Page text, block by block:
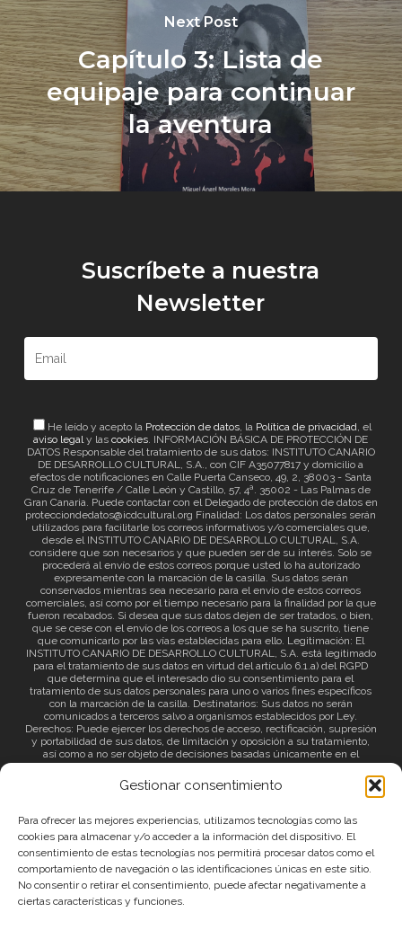
Gestionar consentimiento
Para ofrecer las mejores experiencias, utilizamos tecnologías como las
cookies para almacenar y/o acceder a la información del dispositivo. El
consentimiento de estas tecnologías nos permitirá procesar datos como el
comportamiento de navegación o las identificaciones únicas en este sitio.
No consentir o retirar el consentimiento, puede afectar negativamente a
ciertas características y funciones.
Next Post
Capítulo 3: Lista de
equipaje para continuar
la aventura
Suscríbete a nuestra
Newsletter
He leído y acepto la Protección de datos, la Política de privacidad, el
aviso legaly lascookies. INFORMACIÓN BÁSICA DE PROTECCIÓN DE
DATOS Responsable del tratamiento de sus datos: INSTITUTO CANARIO
DE DESARROLLO CULTURAL, S.A., con CIF A35077817 y domicilio a
efectos de notificaciones en Calle Puerta Canseco, 49, 2, 38003 - Santa
Cruz de Tenerife / Calle León y Castillo, 57, 4ª. 35002 - Las Palmas de
Gran Canaria. Puede contactar con el Delegado de protección de datos en
protecciondedatos@icdcultural.org Finalidad: Los datos personales serán
utilizados para facilitarle los correos informativos y/o comerciales que,
desde el INSTITUTO CANARIO DE DESARROLLO CULTURAL, S.A.
considere que son necesarios y que pueden ser de su interés. Solo se
procederá al envío de estos correos porque usted lo ha autorizado
expresamente con la marcación de la casilla. Sus datos serán
conservados mientras sea necesario para el envío de estos correos
comerciales, así como por el tiempo necesario para la finalidad por la que
fueron recabados. Si desea que sus datos dejen de ser tratados, o bien,
que se cese con el envío de los correos a los que se ha suscrito, tiene
que comunicarlo por las vías establecidas para ello. Legitimación: El
INSTITUTO CANARIO DE DESARROLLO CULTURAL, S.A. está legitimado
para el tratamiento de sus datos en virtud del artículo 6.1.a) del RGPD
que determina que el interesado dio su consentimiento para el
tratamiento de sus datos personales para uno o varios fines específicos
con la marcación de la casilla. Destinatarios: Sus datos no serán
comunicados a terceros salvo a organismos establecidos por Ley.
Derechos: Puede ejercer los derechos de acceso, rectificación, supresión
y portabilidad de sus datos, de limitación y oposición a su tratamiento,
así como a no ser objeto de decisiones basadas únicamente en el
tratamiento automatizado de sus datos y revocar el consentimiento
prestado. Información adicional: Puede consultar la información adicional
a través del siguienteenlace.